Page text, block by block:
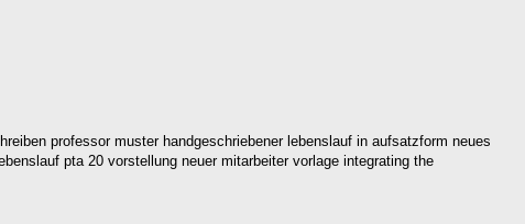
professor muster handgeschriebener lebenslauf in aufsatzform neues
pta 20 vorstellung neuer mitarbeiter vorlage integrating the